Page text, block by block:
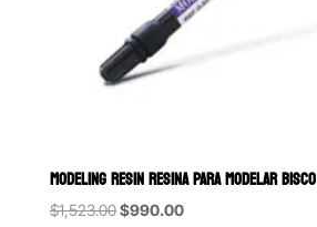
MODELING RESIN RESINA PARA MODELAR
$1,523.00Original
$990.00Current